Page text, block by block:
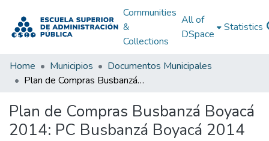
Communities
&
Collections
All of
DSpace
Statistics
Home Municipios
Documentos Municipales
Plan de Compras Busbanzá Boyacá 2014: PC Busbanzá Boyacá 2014
Plan de Compras Busbanzá Boyacá
2014: PC Busbanzá Boyacá 2014